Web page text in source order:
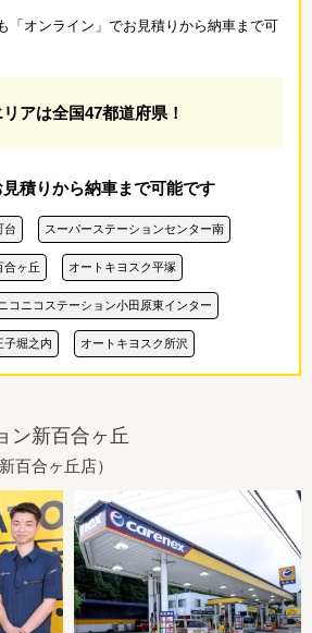
「オンライン」でお見積りから納車まで可
アは全国47都道府県！
積りから納車まで可能です
台 スーパーステーションセンター南
合ヶ丘 オートキヨスク平塚
ニコニコステーション小田原東インター
子堀之内 オートキヨスク所沢
ン新百合ヶ丘
百合ヶ丘店）